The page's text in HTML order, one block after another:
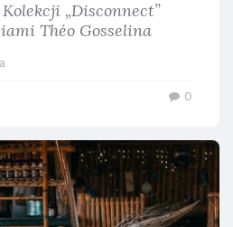
Kolekcji „Disconnect”
Théo Gosselina
0